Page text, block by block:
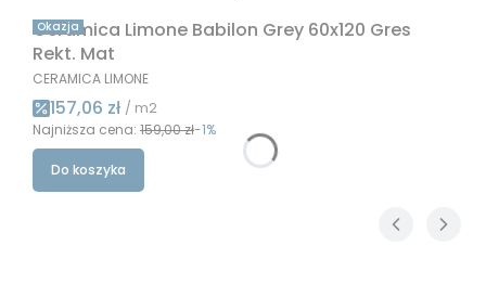
Okazja
Ceramica Limone Babilon Grey 60x120 Gres
Rekt. Mat
PRODUCENT
CERAMICA LIMONE
Cena promocyjna
157,06 zł / m2
Najniższa cena: 159,00 zł-1%
Do koszyka